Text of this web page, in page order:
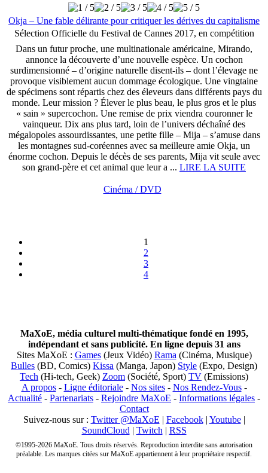
Okja – Une fable délirante pour critiquer les dérives du capitalisme
Sélection Officielle du Festival de Cannes 2017, en compétition
Dans un futur proche, une multinationale américaine, Mirando,
annonce la découverte d’une nouvelle espèce. Un cochon
surdimensionné – d’origine naturelle disent-ils – dont l’élevage ne
provoque visiblement aucun dommage écologique. Une vingtaine
de spécimens sont répartis chez des éleveurs dans différents pays du
monde. Leur mission ? Élever le plus beau, le plus gros et le plus
« sain » supercochon. Une remise de prix viendra couronner le
vainqueur. Dix ans plus tard, loin de l’univers déchaîné des
mégalopoles assourdissantes, une petite fille – Mija – s’amuse dans
les montagnes sud-coréennes avec sa meilleure amie Okja, un
énorme cochon. Depuis le décès de ses parents, Mija vit seule avec
son grand-père et cet animal que leur a ... LIRE LA SUITE
Cinéma / DVD
1
2
3
4
MaXoE, média culturel multi-thématique fondé en 1995,
indépendant et sans publicité. En ligne depuis 31 ans
Sites MaXoE : Games(Jeux Vidéo) Rama (Cinéma, Musique)
Bulles (BD, Comics) Kissa (Manga, Japon) Style (Expo, Design)
Tech (Hi-tech, Geek) Zoom (Société, Sport) TV (Emissions)
A propos- Ligne éditoriale- Nos sites- Nos Rendez-Vous-
Actualité - Partenariats - Rejoindre MaXoE - Informations légales -
Contact
Suivez-nous sur : Twitter @MaXoE | Facebook| Youtube|
SoundCloud | Twitch | RSS
©1995-2026 MaXoE. Tous droits réservés. Reproduction interdite sans autorisation
préalable. Les marques citées sur MaXoE appartiennent à leur propriétaire respectif.